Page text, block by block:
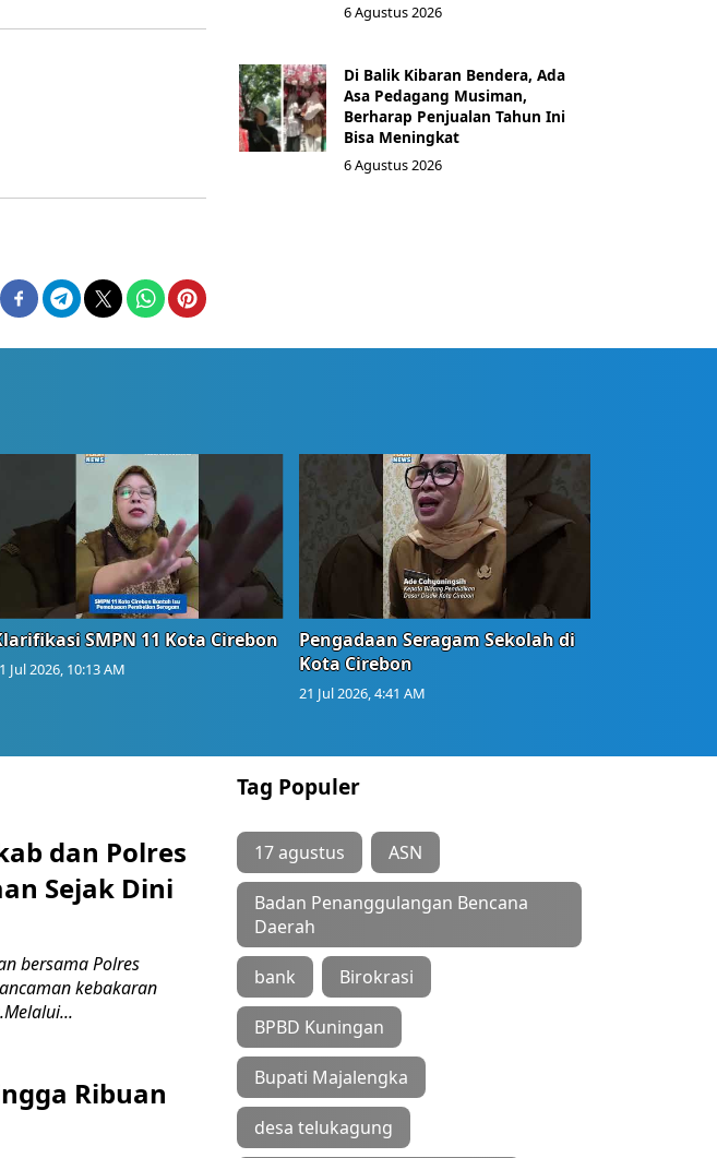
6 Agustus 2026
Di Balik Kibaran Bendera, Ada
Asa Pedagang Musiman,
Berharap Penjualan Tahun Ini
Bisa Meningkat
6 Agustus 2026
SMPN 11 Kota Cirebon
Jul 2026, 10:13 AM
Pengadaan Seragam Sekolah di
Kota Cirebon
21 Jul 2026, 4:41 AM
dan Polres
Sejak Dini
bersama Polres
kebakaran
Ribuan
Tag Populer
17 agustus ASN
Badan Penanggulangan Bencana
Daerah
bank Birokrasi
BPBD Kuningan
Bupati Majalengka
desa telukagung